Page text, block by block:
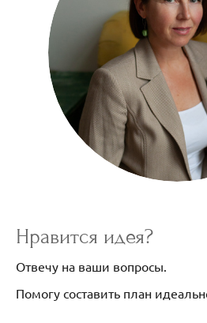
Нравится идея?
Отвечу на ваши вопросы.
Помогу составить план